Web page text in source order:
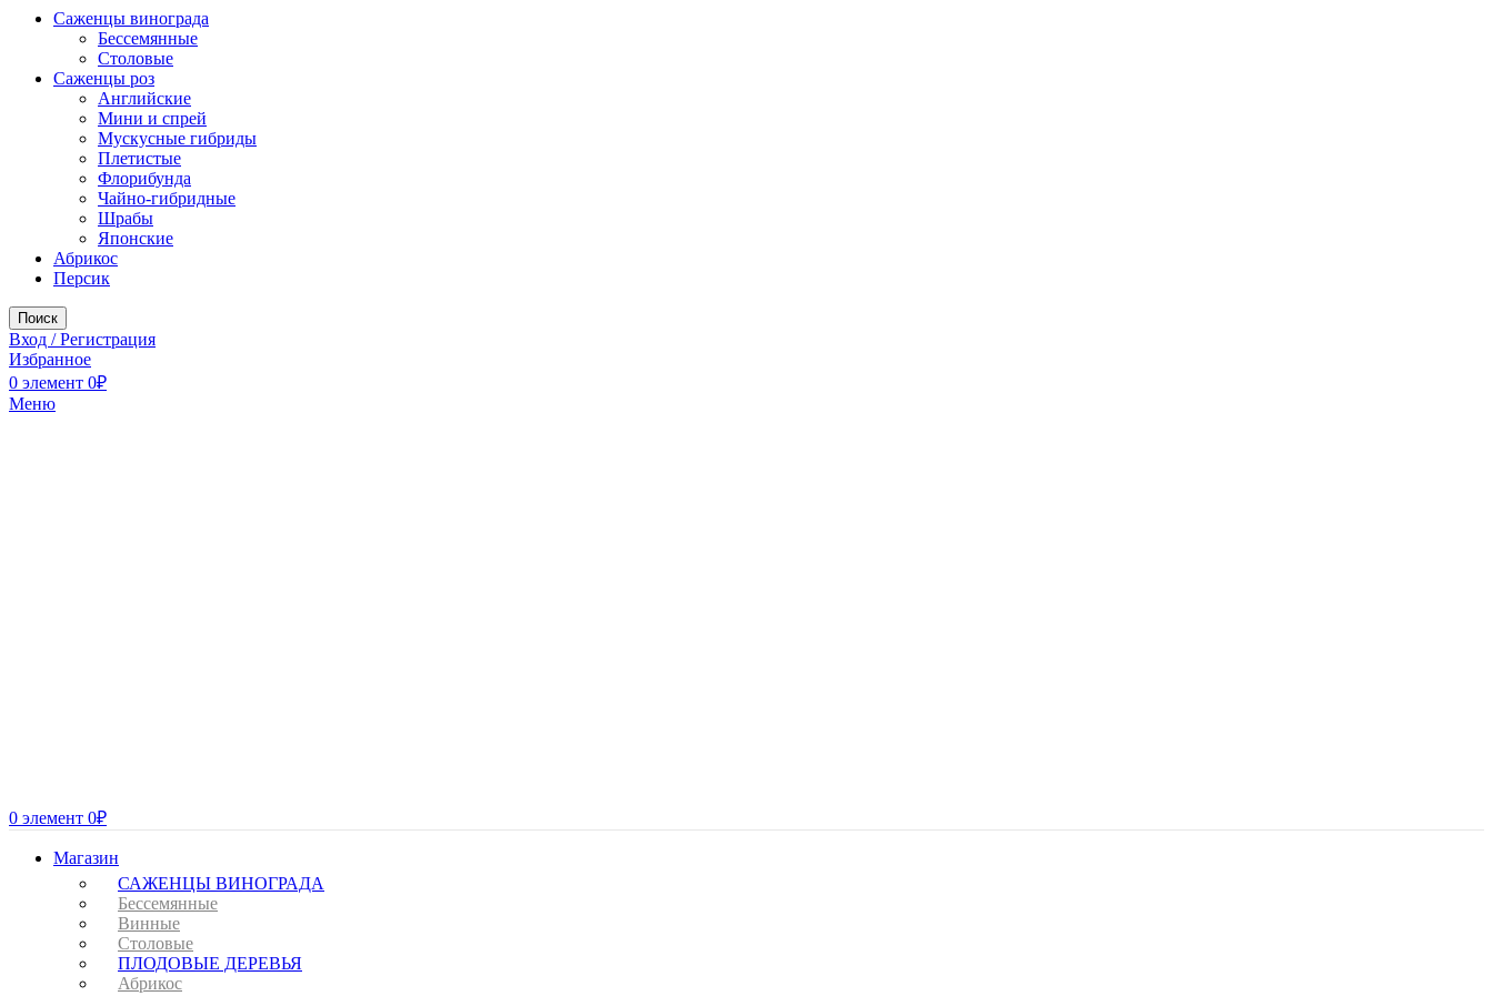
Саженцы винограда
Бессемянные
Столовые
Саженцы роз
Английские
Мини и спрей
Мускусные гибриды
Плетистые
Флорибунда
Чайно-гибридные
Шрабы
Японские
Абрикос
Персик
Поиск
Вход / Регистрация
Избранное
0 элемент 0₽
Меню
0 элемент 0₽
Магазин
САЖЕНЦЫ ВИНОГРАДА
Бессемянные
Винные
Столовые
ПЛОДОВЫЕ ДЕРЕВЬЯ
Абрикос